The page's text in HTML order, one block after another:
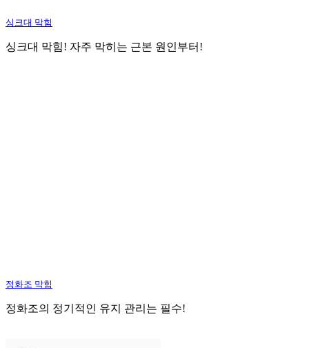
싱크대 막힘
싱크대 막힘! 자주 막히는 근본 원인부터!
정화조 막힘
정화조의 정기적인 유지 관리는 필수!